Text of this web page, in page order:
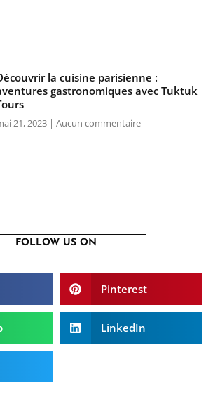
la cuisine parisienne :
gastronomiques avec Tuktuk
21, 2023 Aucun commentaire
FOLLOW US ON
Pinterest
LinkedIn